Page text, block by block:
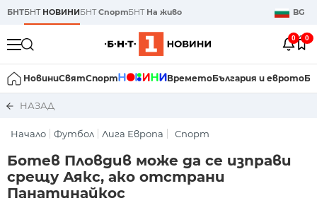
БНТБНТ НОВИНИБНТСпортБНТ На живо BG
0 0
НовиниСвятСпорт ВреметоБългария и еврото
НАЗАД
Начало Футбол Лига Европа Спорт
Ботев Пловдив може да се изправи
срещу Аякс, ако отстрани
Панатинайкос